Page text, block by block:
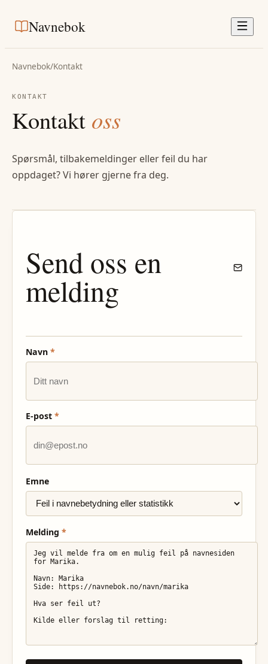
Navnebok
Navnebok/Kontakt
KONTAKT
Kontakt oss
Spørsmål, tilbakemeldinger eller feil du har
oppdaget? Vi hører gjerne fra deg.
Send oss en
melding
Navn *
E-post *
Emne
Melding *